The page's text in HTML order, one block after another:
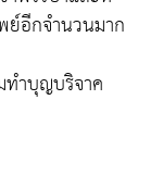
อีกจำนวนมาก
ำบุญบริจาค